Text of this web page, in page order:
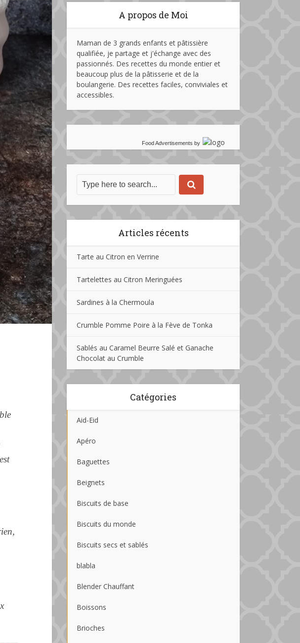
A propos de Moi
Maman de 3 grands enfants et pâtissière
qualifiée, je partage et j'échange avec des
passionnés. Des recettes du monde entier et
beaucoup plus de la pâtisserie et de la
boulangerie. Des recettes faciles, conviviales et
accessibles.
Food Advertisements by
Articles récents
Tarte au Citron en Verrine
Tartelettes au Citron Meringuées
Sardines à la Chermoula
Crumble Pomme Poire à la Fève de Tonka
Sablés au Caramel Beurre Salé et Ganache
Chocolat au Crumble
Catégories
Aid-Eid
Apéro
Baguettes
Beignets
Biscuits de base
Biscuits du monde
Biscuits secs et sablés
blabla
Blender Chauffant
Boissons
Brioches